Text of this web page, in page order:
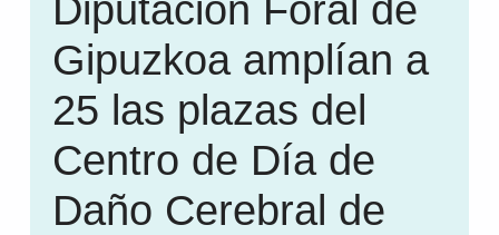
Diputación Foral de
Gipuzkoa amplían a
25 las plazas del
Centro de Día de
Daño Cerebral de